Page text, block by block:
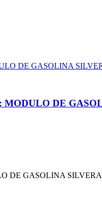
MODULO DE
DE GASOLINA